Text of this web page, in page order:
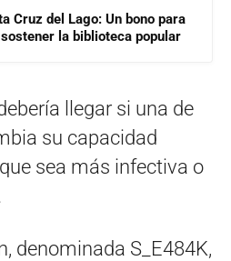
Cruz del Lago: Un bono para
la biblioteca popular
llegar si una de
su capacidad
sea más infectiva o
denominada S_E484K,